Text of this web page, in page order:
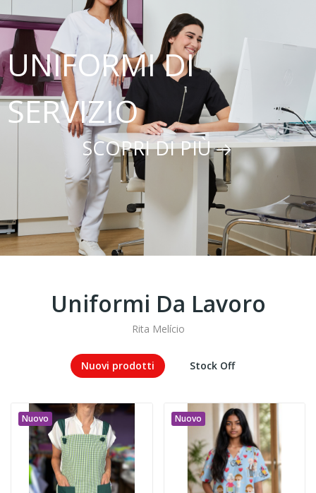
UNIFORMI DI
SERVIZIO
SCOPRI DI PIÙ
Uniformi Da Lavoro
Rita Melício
Nuovi prodotti Stock Off
Nuovo Nuovo